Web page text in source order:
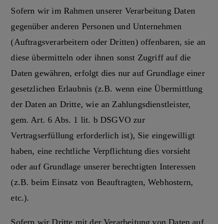
Sofern wir im Rahmen unserer Verarbeitung Daten
gegenüber anderen Personen und Unternehmen
(Auftragsverarbeitern oder Dritten) offenbaren, sie an
diese übermitteln oder ihnen sonst Zugriff auf die
Daten gewähren, erfolgt dies nur auf Grundlage einer
gesetzlichen Erlaubnis (z.B. wenn eine Übermittlung
der Daten an Dritte, wie an Zahlungsdienstleister,
gem. Art. 6 Abs. 1 lit. b DSGVO zur
Vertragserfüllung erforderlich ist), Sie eingewilligt
haben, eine rechtliche Verpflichtung dies vorsieht
oder auf Grundlage unserer berechtigten Interessen
(z.B. beim Einsatz von Beauftragten, Webhostern,
etc.).
Sofern wir Dritte mit der Verarbeitung von Daten auf